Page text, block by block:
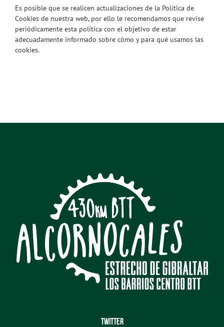
Es posible que se realicen actualizaciones de la Política de
Cookies de nuestra web, por ello le recomendamos que revise
periódicamente esta política con el objetivo de estar
adecuadamente informado sobre cómo y para qué usamos las
cookies.
TWITTER